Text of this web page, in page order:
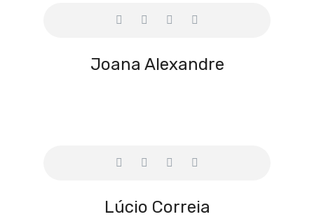
Joana Alexandre
Lúcio Correia